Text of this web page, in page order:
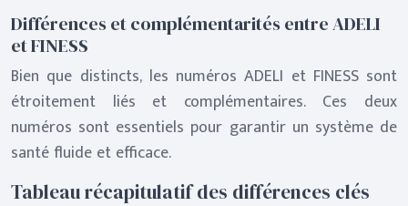
Différences et complémentarités entre ADELI
et FINESS
Bien que distincts, les numéros ADELI et FINESS sont
étroitement liés et complémentaires. Ces deux
numéros sont essentiels pour garantir un système de
santé fluide et efficace.
Tableau récapitulatif des différences clés